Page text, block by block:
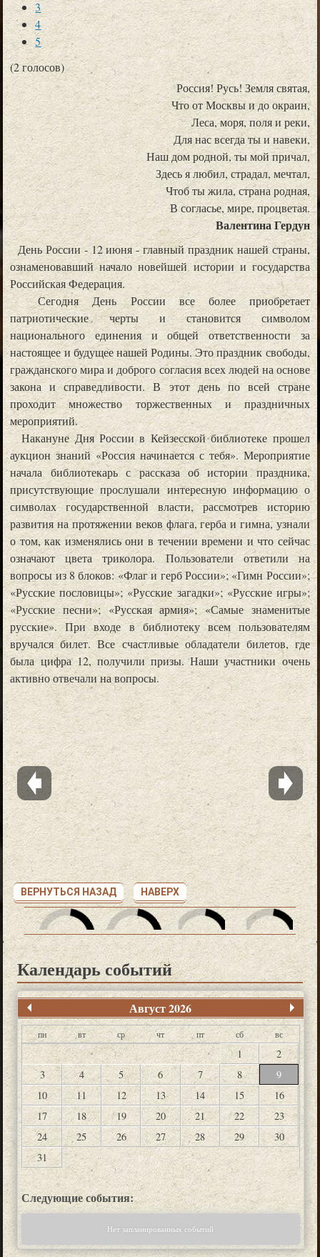
3
4
5
(2 голосов)
Россия! Русь! Земля святая,
Что от Москвы и до окраин,
Леса, моря, поля и реки,
Для нас всегда ты и навеки,
Наш дом родной, ты мой причал,
Здесь я любил, страдал, мечтал,
Чтоб ты жила, страна родная,
В согласье, мире, процветая.
Валентина Гердун
День России - 12 июня - главный праздник нашей страны,
ознаменовавший начало новейшей истории и государства
Российская Федерация.
Сегодня День России все более приобретает
патриотические черты и становится символом
национального единения и общей ответственности за
настоящее и будущее нашей Родины. Это праздник свободы,
гражданского мира и доброго согласия всех людей на основе
закона и справедливости. В этот день по всей стране
проходит множество торжественных и праздничных
мероприятий.
Накануне Дня России в Кейзесской библиотеке прошел
аукцион знаний «Россия начинается с тебя». Мероприятие
начала библиотекарь с рассказа об истории праздника,
присутствующие прослушали интересную информацию о
символах государственной власти, рассмотрев историю
развития на протяжении веков флага, герба и гимна, узнали
о том, как изменялись они в течении времени и что сейчас
означают цвета триколора. Пользователи ответили на
вопросы из 8 блоков: «Флаг и герб России»; «Гимн России»;
«Русские пословицы»; «Русские загадки»; «Русские игры»;
«Русские песни»; «Русская армия»; «Самые знаменитые
русские». При входе в библиотеку всем пользователям
вручался билет. Все счастливые обладатели билетов, где
была цифра 12, получили призы. Наши участники очень
активно отвечали на вопросы.
ВЕРНУТЬСЯ НАЗАД НАВЕРХ
Календарь событий
Август 2026
пн вт ср чт пт сб вс
1
2
3
4 5 6 7 8
9
10
11 12 13 14 15
16
17
18 19 20 21 22
23
24
25 26 27 28 29
30
31
Следующие события:
Нет запланированных событий